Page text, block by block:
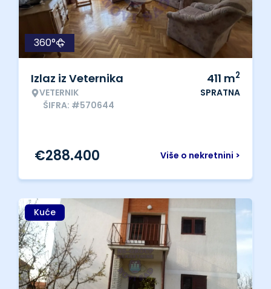
360°
Izlaz iz Veternika
VETERNIK
ŠIFRA: #570644
411 m2
SPRATNA
Više o nekretnini >
€288.400
Kuće